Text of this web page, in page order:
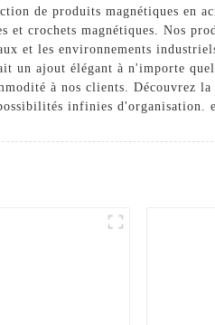
de produits magnétiques en
et crochets magnétiques. Nos
et les environnements
un ajout élégant à n'importe
à nos clients. Découvrez la
infinies d'organisation.